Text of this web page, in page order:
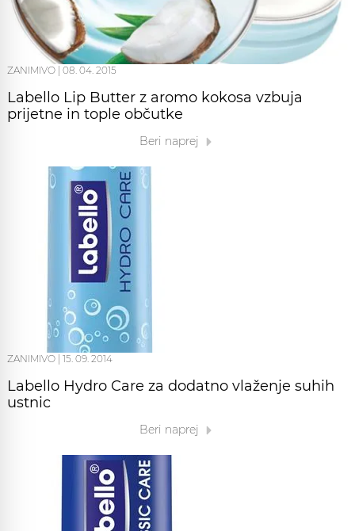
ZANIMIVO 08. 04. 2015
Labello Lip Butter z aromo kokosa vzbuja
prijetne in tople občutke
Beri naprej
ZANIMIVO 15. 09. 2014
Labello Hydro Care za dodatno vlaženje suhih
ustnic
Beri naprej